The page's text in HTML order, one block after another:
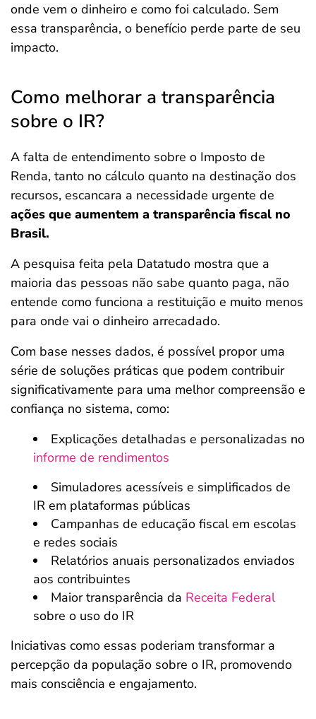
onde vem o dinheiro e como foi calculado. Sem
essa transparência, o benefício perde parte de seu
impacto.
Como melhorar a transparência
sobre o IR?
A falta de entendimento sobre o Imposto de
Renda, tanto no cálculo quanto na destinação dos
recursos, escancara a necessidade urgente de
ações que aumentem a transparência fiscal no
Brasil.
A pesquisa feita pela Datatudo mostra que a
maioria das pessoas não sabe quanto paga, não
entende como funciona a restituição e muito menos
para onde vai o dinheiro arrecadado.
Com base nesses dados, é possível propor uma
série de soluções práticas que podem contribuir
significativamente para uma melhor compreensão e
confiança no sistema, como:
Explicações detalhadas e personalizadas no
informe de rendimentos
Simuladores acessíveis e simplificados de
IR em plataformas públicas
Campanhas de educação fiscal em escolas
e redes sociais
Relatórios anuais personalizados enviados
aos contribuintes
Maior transparência da Receita Federal
sobre o uso do IR
Iniciativas como essas poderiam transformar a
percepção da população sobre o IR, promovendo
mais consciência e engajamento.